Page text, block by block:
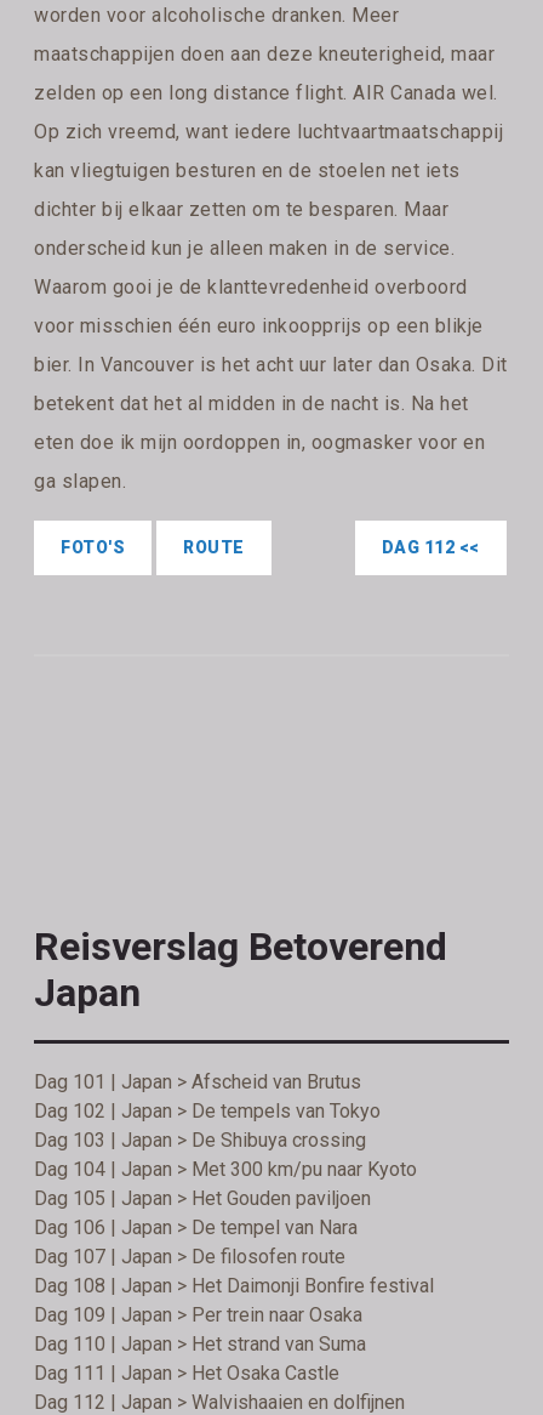
worden voor alcoholische dranken. Meer
maatschappijen doen aan deze kneuterigheid, maar
zelden op een long distance flight. AIR Canada wel.
Op zich vreemd, want iedere luchtvaartmaatschappij
kan vliegtuigen besturen en de stoelen net iets
dichter bij elkaar zetten om te besparen. Maar
onderscheid kun je alleen maken in de service.
Waarom gooi je de klanttevredenheid overboord
voor misschien één euro inkoopprijs op een blikje
bier. In Vancouver is het acht uur later dan Osaka. Dit
betekent dat het al midden in de nacht is. Na het
eten doe ik mijn oordoppen in, oogmasker voor en
ga slapen.
DAG 112 <<
FOTO'S ROUTE
Reisverslag Betoverend
Japan
Dag 101 | Japan > Afscheid van Brutus
Dag 102 | Japan > De tempels van Tokyo
Dag 103 | Japan > De Shibuya crossing
Dag 104 | Japan > Met 300 km/pu naar Kyoto
Dag 105 | Japan > Het Gouden paviljoen
Dag 106 | Japan > De tempel van Nara
Dag 107 | Japan > De filosofen route
Dag 108 | Japan > Het Daimonji Bonfire festival
Dag 109 | Japan > Per trein naar Osaka
Dag 110 | Japan > Het strand van Suma
Dag 111 | Japan > Het Osaka Castle
Dag 112 | Japan > Walvishaaien en dolfijnen